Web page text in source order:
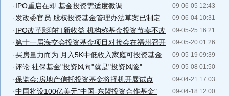
09-06-05 12:43
·IPO重启在即 基金投资需适度微调
09-06-04 10:31
·发改委官员:股权投资基金管理办法草案已制定
09-05-25 16:21
·IPO改革影响打新收益 机构称基金投资节奏不改
09-05-20 01:26
·第十一届海交会投资基金项目对接会在福州召开
09-05-19 09:39
·买房量力而为 月入5K中低收入家庭可投资基金
09-05-08 01:50
·评论:社保基金"投资风向"就是"投资风险"
09-04-21 17:03
·保监会:房地产信托投资基金将择机开展试点
09-04-18 12:00
·中国将设100亿美元"中国-东盟投资合作基金"